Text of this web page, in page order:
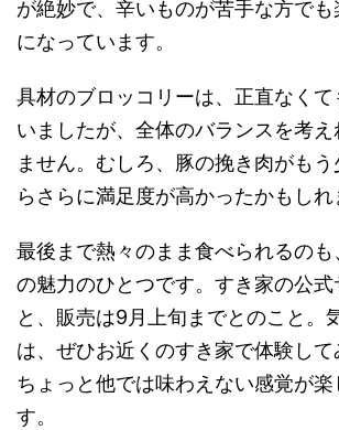
が絶妙で、辛いものが苦手な方で
になっています。
具材のブロッコリーは、正直なく
いましたが、全体のバランスを考え
ません。むしろ、豚の挽き肉がも
らさらに満足度が高かったかもしれ
最後まで熱々のまま食べられるの
の魅力のひとつです。すき家の公式
と、販売は9月上旬までとのこと。
は、ぜひお近くのすき家で体験して
ちょっと他では味わえない感覚が楽
す。